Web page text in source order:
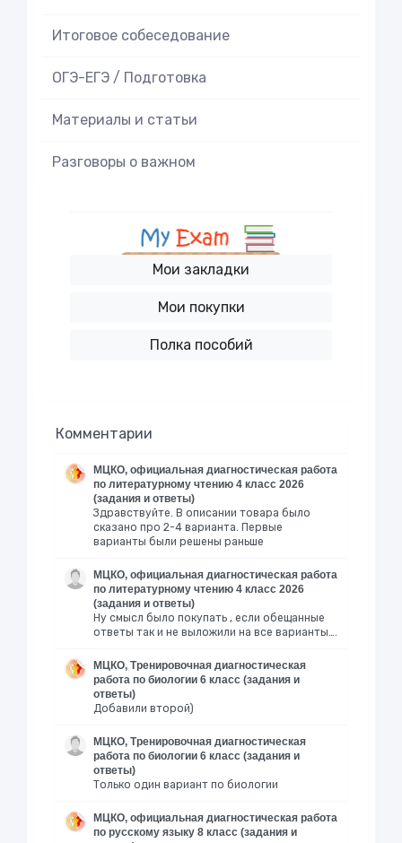
Итоговое cобеседование
ОГЭ-ЕГЭ / Подготовка
Материалы и статьи
Разговоры о важном
Мои закладки
Мои покупки
Полка пособий
Комментарии
МЦКО, официальная диагностическая работа
по литературному чтению 4 класс 2026
(задания и ответы)
Здравствуйте. В описании товара было
сказано про 2-4 варианта. Первые
варианты были решены раньше
МЦКО, официальная диагностическая работа
по литературному чтению 4 класс 2026
(задания и ответы)
Ну смысл было покупать , если обещанные
ответы так и не выложили на все варианты….
МЦКО, Тренировочная диагностическая
работа по биологии 6 класс (задания и
ответы)
Добавили второй)
МЦКО, Тренировочная диагностическая
работа по биологии 6 класс (задания и
ответы)
Только один вариант по биологии
МЦКО, официальная диагностическая работа
по русскому языку 8 класс (задания и